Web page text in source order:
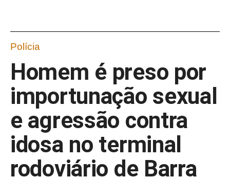
Polícia
Homem é preso por
importunação sexual
e agressão contra
idosa no terminal
rodoviário de Barra